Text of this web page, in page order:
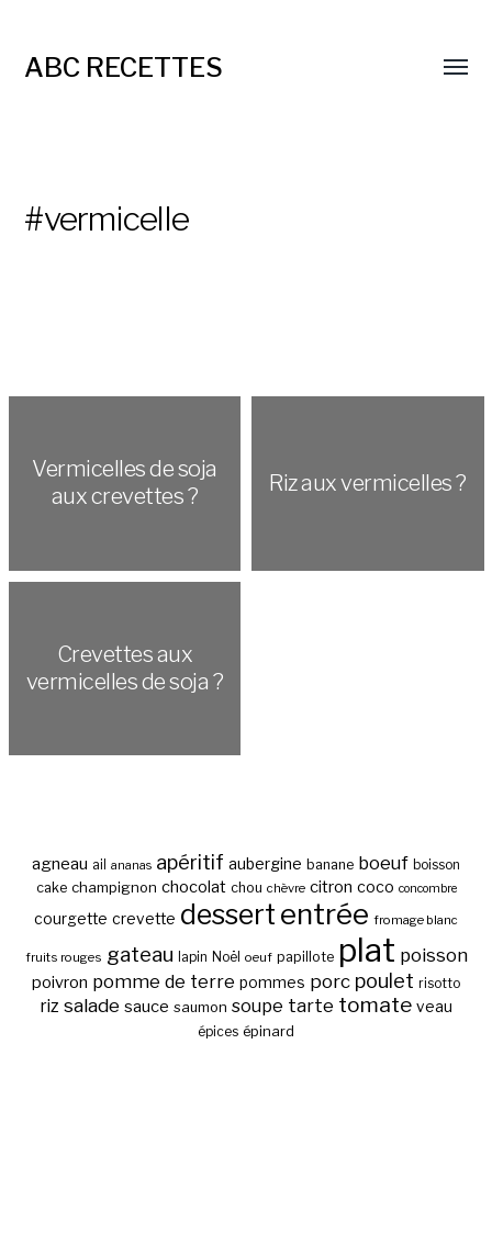
ABC RECETTES
#vermicelle
Vermicelles de soja
aux crevettes ?
Riz aux vermicelles ?
Crevettes aux
vermicelles de soja ?
agneau ail ananas apéritif aubergine banane boeuf boisson
cake champignon chocolat chou chèvre citron coco concombre
courgette crevette dessert entrée fromage blanc
fruits rouges gateau lapin Noël oeuf papillote plat poisson
poivron pomme de terre pommes porc poulet risotto
riz salade sauce saumon soupe tarte tomate veau
épices épinard